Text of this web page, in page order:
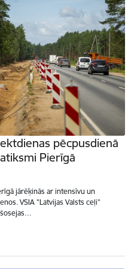
pēcpusdienā
Pierīgā
jārēķinās ar intensīvu un
VSIA "Latvijas Valsts ceļi"
šosejas…